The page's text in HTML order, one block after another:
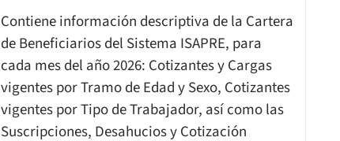
Contiene información descriptiva de la Cartera
de Beneficiarios del Sistema ISAPRE, para
cada mes del año 2026: Cotizantes y Cargas
vigentes por Tramo de Edad y Sexo, Cotizantes
vigentes por Tipo de Trabajador, así como las
Suscripciones, Desahucios y Cotización